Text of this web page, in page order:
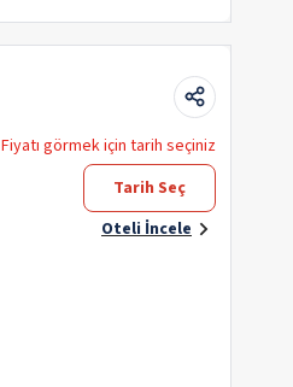
Fiyatı görmek için tarih seçiniz
Tarih Seç
Oteli İncele